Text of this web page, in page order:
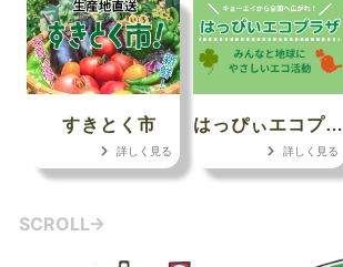
すきとく市
詳しく見る
はっぴぃエコプラザ
詳しく見る
SCROLL→